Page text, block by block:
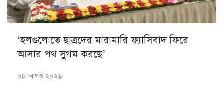
‘হলগুলোতে ছাত্রদের মারামারি ফ্যাসিবাদ ফিরে
আসার পথ সুগম করছে’
০৮ আগস্ট ২০২৬